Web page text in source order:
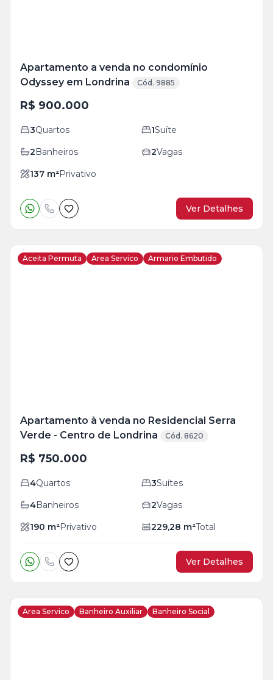
Apartamento a venda no condomínio
Odyssey em Londrina
Cód. 9885
R$ 900.000
3Quartos 1Suíte
2Banheiros 2Vagas
137 m²Privativo
Ver Detalhes
Aceita Permuta Area Servico Armario Embutido
Apartamento à venda no Residencial Serra
Verde - Centro de Londrina
Cód. 8620
R$ 750.000
4Quartos 3Suítes
4Banheiros 2Vagas
190 m²Privativo 229,28 m²Total
Ver Detalhes
Area Servico Banheiro Auxiliar Banheiro Social